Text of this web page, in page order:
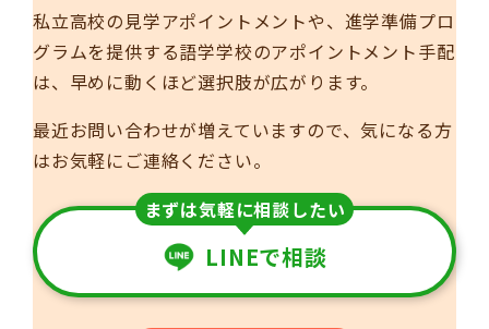
私立高校の見学アポイントメントや、進学準備プロ
グラムを提供する語学学校のアポイントメント手配
は、早めに動くほど選択肢が広がります。
最近お問い合わせが増えていますので、気になる方
はお気軽にご連絡ください。
まずは気軽に相談したい
LINEで相談